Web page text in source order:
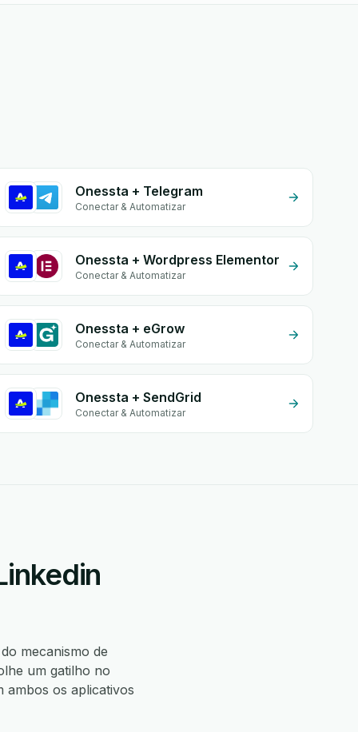
Onessta + Telegram
Conectar & Automatizar
Onessta + Wordpress Elementor
Conectar & Automatizar
Onessta + eGrow
Conectar & Automatizar
Onessta + SendGrid
Conectar & Automatizar
mecanismo de
um gatilho no
ambos os aplicativos